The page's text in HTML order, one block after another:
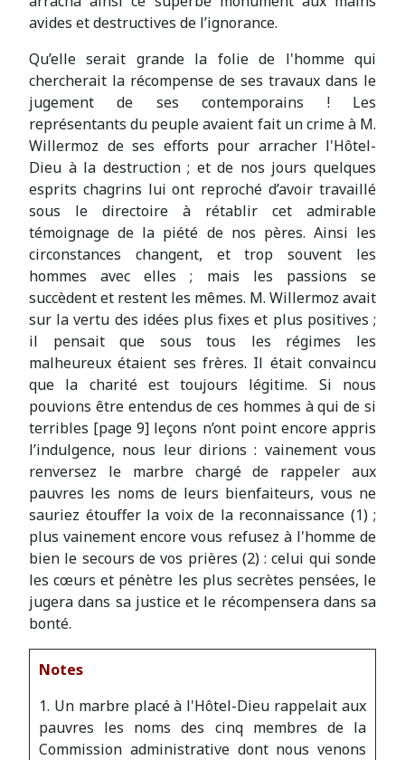
avides et destructives de l’ignorance.
Qu’elle serait grande la folie de l'homme qui
chercherait la récompense de ses travaux dans le
jugement de ses contemporains ! Les
représentants du peuple avaient fait un crime à M.
Willermoz de ses efforts pour arracher l'Hôtel-
Dieu à la destruction ; et de nos jours quelques
esprits chagrins lui ont reproché d’avoir travaillé
sous le directoire à rétablir cet admirable
témoignage de la piété de nos pères. Ainsi les
circonstances changent, et trop souvent les
hommes avec elles ; mais les passions se
succèdent et restent les mêmes. M. Willermoz avait
sur la vertu des idées plus fixes et plus positives ;
il pensait que sous tous les régimes les
malheureux étaient ses frères. Il était convaincu
que la charité est toujours légitime. Si nous
pouvions être entendus de ces hommes à qui de si
terribles [page 9] leçons n’ont point encore appris
l’indulgence, nous leur dirions : vainement vous
renversez le marbre chargé de rappeler aux
pauvres les noms de leurs bienfaiteurs, vous ne
sauriez étouffer la voix de la reconnaissance (1) ;
plus vainement encore vous refusez à l'homme de
bien le secours de vos prières (2) : celui qui sonde
les cœurs et pénètre les plus secrètes pensées, le
jugera dans sa justice et le récompensera dans sa
bonté.
Notes
1. Un marbre placé à l'Hôtel-Dieu rappelait aux
pauvres les noms des cinq membres de la
Commission administrative dont nous venons